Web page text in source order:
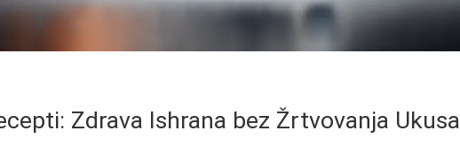
Zdrava Ishrana bez Žrtvovanja Ukusa